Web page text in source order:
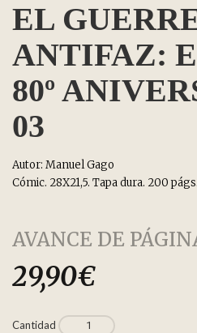
EL
ANTIFAZ:
80º
03
Autor: Manuel Gago
Cómic. 28X21,5. Tapa dura. 200
AVANCE DE
29,90€
Cantidad